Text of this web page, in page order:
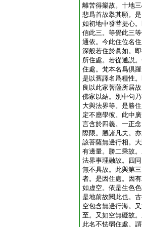
離苦得樂故。十地
悲爲首故擧其願。
如初地中發菩提心
信此三。等覺此三
通依。今此住位名
深般若住於眞如。
所住處。若從通説
住處。梵本名爲倶
是以舊譯名爲種性
良以此家菩薩所居
佛家以結。別中句
大與法界等。是勝
定不應學彼。此中
言含於四義。一正
際限。勝諸凡夫。
該菩薩無邊行相。
有邊量。勝二乘故
法界事理融故。四
無不具故。此與第
者。是因住處。因
如虚空。依是生色
是地前故闕此也。
空包含無邊行海。
至。又如空無礙故
此名不怯弱住處。